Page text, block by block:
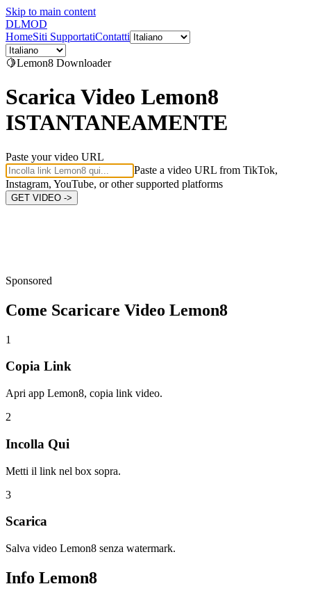
Skip to main content
DLMOD
HomeSiti SupportatiContatti
🍋Lemon8 Downloader
Scarica Video Lemon8
ISTANTANEAMENTE
Paste your video URL
Paste a video URL from TikTok,
Instagram, YouTube, or other supported platforms
GET VIDEO ->
Sponsored
Come Scaricare Video Lemon8
1
Copia Link
Apri app Lemon8, copia link video.
2
Incolla Qui
Metti il link nel box sopra.
3
Scarica
Salva video Lemon8 senza watermark.
Info Lemon8